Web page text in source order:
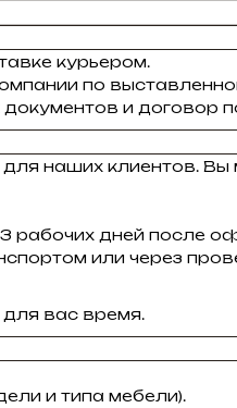
курьером.
по
и договор
наших клиентов.
рабочих дней после
или через
вас время.
и типа мебели).